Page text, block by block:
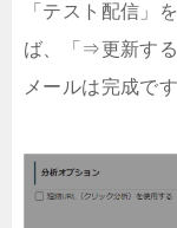
「テスト配信」
ば、「⇒更新す
メールは完成です